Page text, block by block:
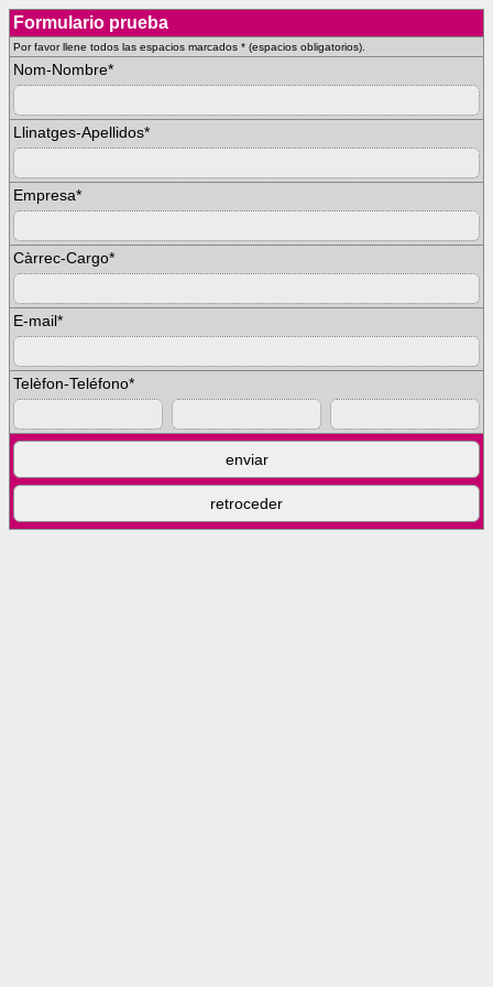
Formulario prueba
Por favor llene todos las espacios marcados * (espacios obligatorios).
Nom-Nombre*
Llinatges-Apellidos*
Empresa*
Càrrec-Cargo*
E-mail*
Telèfon-Teléfono*